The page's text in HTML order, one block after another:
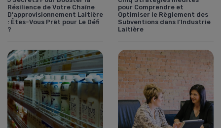
Résilience de Votre Chaîne
D'approvisionnement Laitière
: Êtes-Vous Prêt pour Le Défi
?
pour Comprendre et
Optimiser le Règlement des
Subventions dans l'Industrie
Laitière